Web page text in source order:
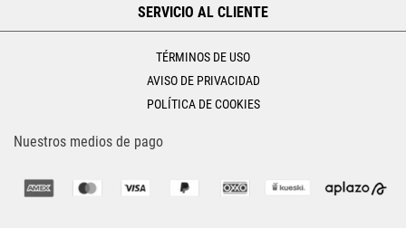
SERVICIO AL CLIENTE
TÉRMINOS DE USO
AVISO DE PRIVACIDAD
POLÍTICA DE COOKIES
Nuestros medios de pago